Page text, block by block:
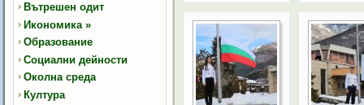
Вътрешен одит
Икономика »
Образование
Социални дейности
Околна среда
Култура